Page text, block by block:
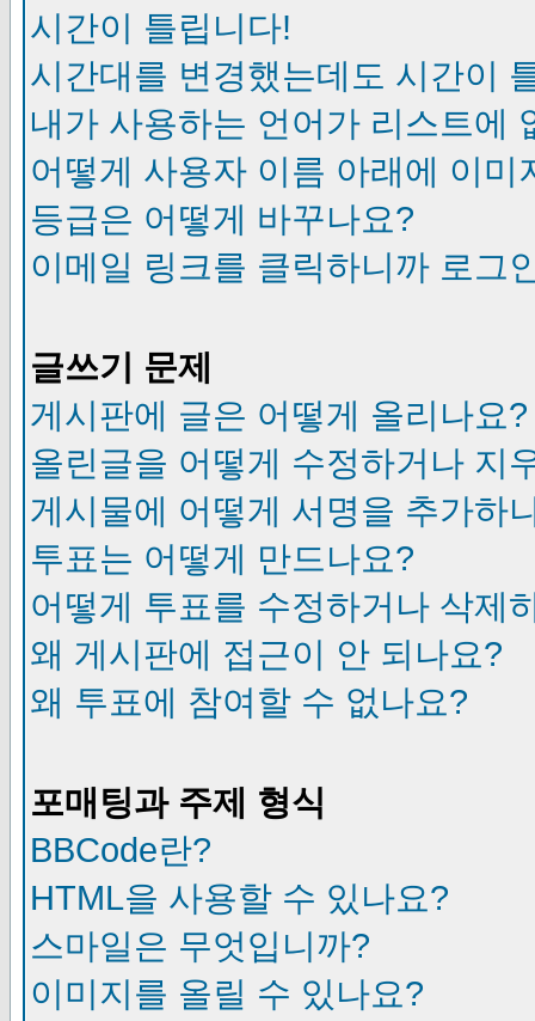
시간이 틀립니다!
시간대를 변경했는데도 시간이
내가 사용하는 언어가 리스트에
어떻게 사용자 이름 아래에 이미
등급은 어떻게 바꾸나요?
이메일 링크를 클릭하니까 로그
글쓰기 문제
게시판에 글은 어떻게 올리나요?
올린글을 어떻게 수정하거나 지
게시물에 어떻게 서명을 추가하
투표는 어떻게 만드나요?
어떻게 투표를 수정하거나 삭제
왜 게시판에 접근이 안 되나요?
왜 투표에 참여할 수 없나요?
포매팅과 주제 형식
BBCode란?
HTML을 사용할 수 있나요?
스마일은 무엇입니까?
이미지를 올릴 수 있나요?